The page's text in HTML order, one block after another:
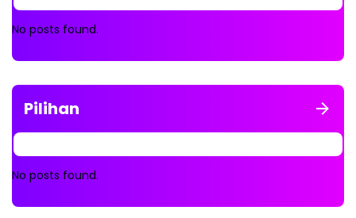
No posts found.
Pilihan
No posts found.